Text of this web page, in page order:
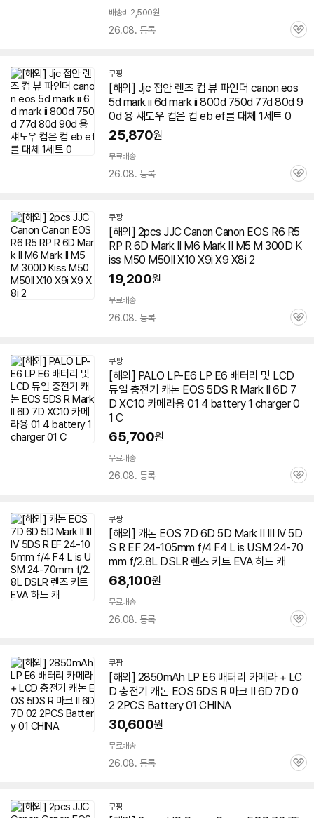
배송비 2,500원
26.08. 등록
관
쿠팡
[해외] Jjc 접안 렌즈 컵 뷰 파인더 canon eos
5d markii 6d markii 800d 750d 77d 80d 9
0d 용 섀도우 컵은 컵 eb ef를 대체 1세트 0
25,870원
무료배송
26.08. 등록
관
쿠팡
[해외] 2pcs JJC Canon Canon EOS R6 R5
RP R6D MarkII M6 MarkII M5 M 300D K
iss M50 M50II X10 X9i X9 X8i 2
19,200원
무료배송
26.08. 등록
관
쿠팡
[해외] PALO LP-E6 LP E6 배터리 및 LCD
듀얼 충전기 캐논 EOS 5DS R MarkII 6D 7
D XC10 카메라용 01 4 battery 1 charger 0
1 C
65,700원
무료배송
26.08. 등록
관
쿠팡
[해외] 캐논 EOS 7D 6D 5D MarkII III IV 5D
S R EF 24-105mm f/4 F4 L is USM 24-70
mm f/2.8L DSLR 렌즈 키트 EVA 하드 캐
68,100원
무료배송
26.08. 등록
관
쿠팡
[해외] 2850mAh LP E6 배터리 카메라 + LC
D 충전기 캐논 EOS 5DS R 마크 II 6D 7D 0
2 2PCS Battery 01 CHINA
30,600원
무료배송
26.08. 등록
관
쿠팡